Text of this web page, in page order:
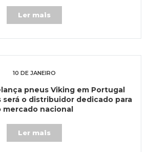
Ler mais
10 DE JANEIRO
pneus Viking em Portugal
será o distribuidor dedicado para
mercado nacional
Ler mais